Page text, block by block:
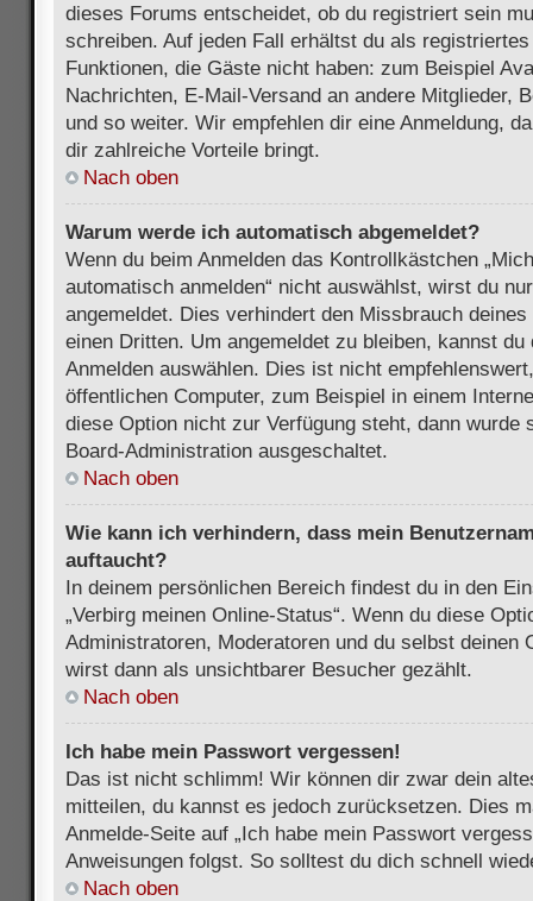
dieses Forums entscheidet, ob du registriert sein
schreiben. Auf jeden Fall erhältst du als
Funktionen, die Gäste nicht haben: zum Beispiel
Nachrichten, E-Mail-Versand an andere Mitglieder,
und so weiter. Wir empfehlen dir eine Anmeldung,
dir zahlreiche Vorteile bringt.
Nach oben
Warum werde ich automatisch abgemeldet?
Wenn du beim Anmelden das Kontrollkästchen
automatisch anmelden“ nicht auswählst, wirst du
angemeldet. Dies verhindert den Missbrauch
einen Dritten. Um angemeldet zu bleiben, kannst
Anmelden auswählen. Dies ist nicht
öffentlichen Computer, zum Beispiel in einem
diese Option nicht zur Verfügung steht, dann wurde
Board-Administration ausgeschaltet.
Nach oben
Wie kann ich verhindern, dass mein
auftaucht?
In deinem persönlichen Bereich findest du in den
„Verbirg meinen Online-Status“. Wenn du diese
Administratoren, Moderatoren und du selbst deinen
wirst dann als unsichtbarer Besucher gezählt.
Nach oben
Ich habe mein Passwort vergessen!
Das ist nicht schlimm! Wir können dir zwar dein
mitteilen, du kannst es jedoch zurücksetzen. Dies
Anmelde-Seite auf „Ich habe mein Passwort
Anweisungen folgst. So solltest du dich schnell
Nach oben